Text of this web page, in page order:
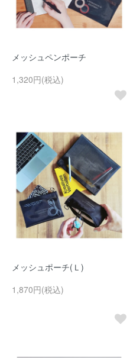
メッシュペンポーチ
1,320円(税込)
メッシュポーチ(Ｌ)
1,870円(税込)